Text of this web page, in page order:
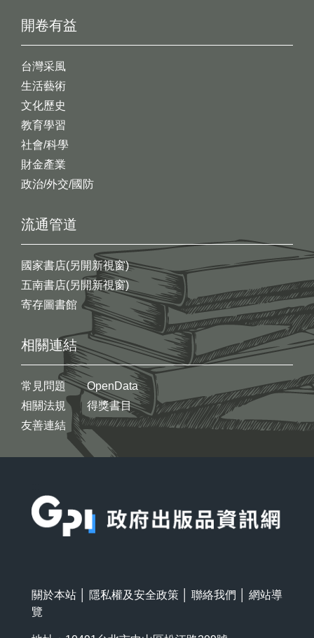
開卷有益
台灣采風
生活藝術
文化歷史
教育學習
社會/科學
財金產業
政治/外交/國防
流通管道
國家書店(另開新視窗)
五南書店(另開新視窗)
寄存圖書館
相關連結
常見問題
相關法規
友善連結
OpenData
得獎書目
關於本站 隱私權及安全政策 聯絡我們
網站導
覽